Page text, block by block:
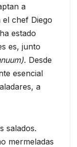
a
chef Diego
estado
es, junto
Desde
esencial
a
salados.
mermeladas